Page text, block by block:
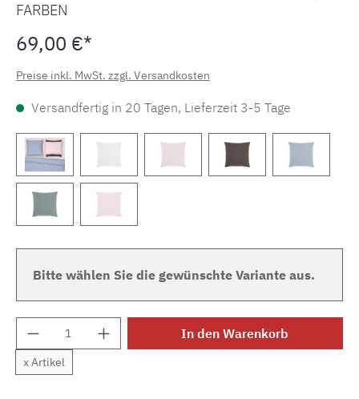
FARBEN
69,00 €*
Preise inkl. MwSt. zzgl. Versandkosten
Versandfertig in 20 Tagen, Lieferzeit 3-5 Tage
Bitte wählen Sie die gewünschte Variante aus.
Produkt Anzahl: Gib den gewünschten
x Artikel
In den Warenkorb